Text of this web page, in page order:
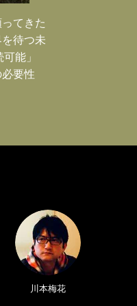
ってきた
待つ未
能」
要性
川本梅花